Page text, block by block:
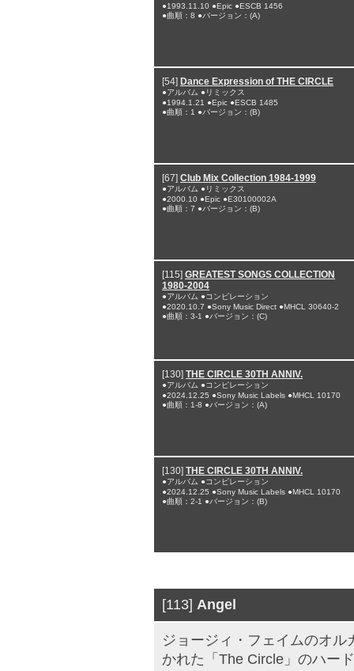
●1993.11.10 ●Epic ●ESCB 1456
●曲順：8 ●バージョン：(A)
[54] Dance Expression of THE CIRCLE
●アルバム ●リミックス
●1994.1.21 ●Epic ●ESCB 1485
●曲順：1 ●バージョン：(B)
[67] Club Mix Collection 1984-1999
●アルバム ●リミックス
●2000.10 ●Epic ●E30100002A
●曲順：7 ●バージョン：(B)
[115] GREATEST SONGS COLLECTION
1980-2004
●アルバム ●コンピレーション
●2020.10.7 ●Sony Music Direct ●MHCL 30640-2
●曲順：3-1 ●バージョン：(C)
[130] THE CIRCLE 30TH ANNIV.
●アルバム ●コンピレーション
●2024.12.25 ●Sony Music Labels ●MHCL 10170
●曲順：1-8 ●バージョン：(A)
[130] THE CIRCLE 30TH ANNIV.
●アルバム ●コンピレーション
●2024.12.25 ●Sony Music Labels ●MHCL 10170
●曲順：2-1 ●バージョン：(B)
[113] Angel
ジョージィ・フェイムのオ
かれた「The Circle」のハー